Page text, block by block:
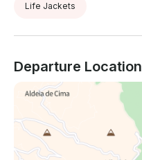
Life Jackets
Departure Location